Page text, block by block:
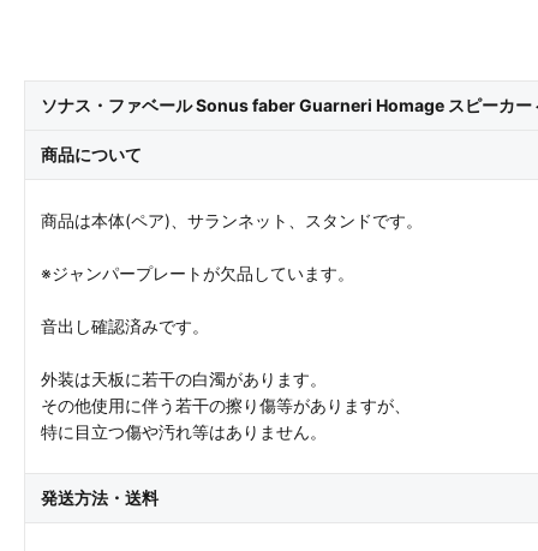
ソナス・ファベール Sonus faber Guarneri Homage スピーカー
商品について
商品は本体(ペア)、サランネット、スタンドです。
※ジャンパープレートが欠品しています。
音出し確認済みです。
外装は天板に若干の白濁があります。
その他使用に伴う若干の擦り傷等がありますが、
特に目立つ傷や汚れ等はありません。
発送方法・送料